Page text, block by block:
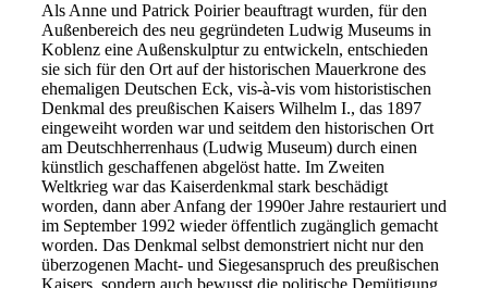
Als Anne und Patrick Poirier beauftragt wurden, für den
Außenbereich des neu gegründeten Ludwig Museums in
Koblenz eine Außenskulptur zu entwickeln, entschieden
sie sich für den Ort auf der historischen Mauerkrone des
ehemaligen Deutschen Eck, vis-à-vis vom historistischen
Denkmal des preußischen Kaisers Wilhelm I., das 1897
eingeweiht worden war und seitdem den historischen Ort
am Deutschherrenhaus (Ludwig Museum) durch einen
künstlich geschaffenen abgelöst hatte. Im Zweiten
Weltkrieg war das Kaiserdenkmal stark beschädigt
worden, dann aber Anfang der 1990er Jahre restauriert und
im September 1992 wieder öffentlich zugänglich gemacht
worden. Das Denkmal selbst demonstriert nicht nur den
überzogenen Macht- und Siegesanspruch des preußischen
Kaisers, sondern auch bewusst die politische Demütigung